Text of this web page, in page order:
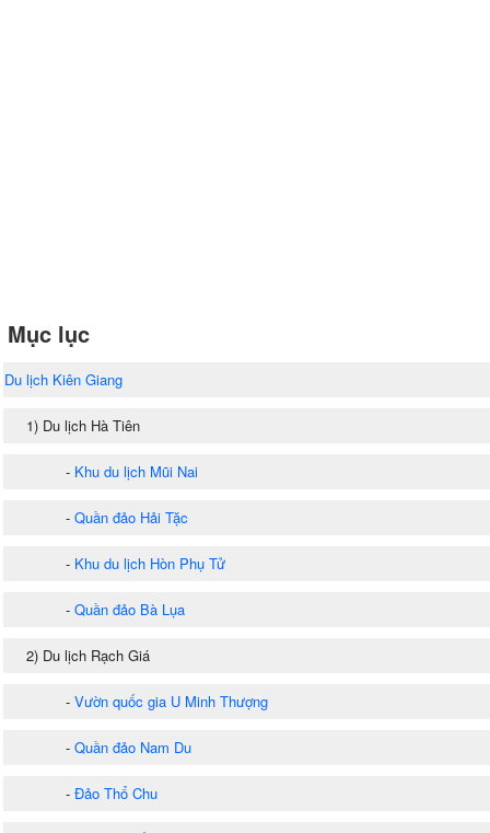
Mục lục
Du lịch Kiên Giang
1) Du lịch Hà Tiên
- Khu du lịch Mũi Nai
- Quần đảo Hải Tặc
- Khu du lịch Hòn Phụ Tử
- Quần đảo Bà Lụa
2) Du lịch Rạch Giá
- Vườn quốc gia U Minh Thượng
- Quần đảo Nam Du
- Đảo Thổ Chu